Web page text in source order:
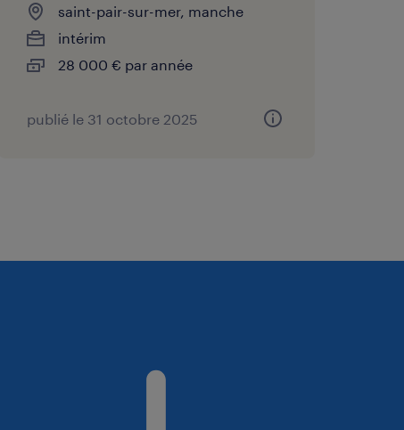
saint-pair-sur-mer, manche
intérim
28 000 € par année
publié le 31 octobre 2025